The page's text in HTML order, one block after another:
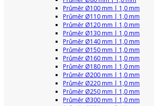
Průměr Ø100 mm | 1,0 mm
Průměr Ø110 mm | 1,0 mm
Průměr Ø120 mm | 1,0 mm
Průměr Ø130 mm | 1,0 mm
Průměr Ø140 mm | 1,0 mm
Průměr Ø150 mm | 1,0 mm
Průměr Ø160 mm | 1,0 mm
Průměr Ø180 mm | 1,0 mm
Průměr Ø200 mm | 1,0 mm
Průměr Ø220 mm | 1,0 mm
Průměr Ø250 mm | 1,0 mm
Průměr Ø300 mm | 1,0 mm